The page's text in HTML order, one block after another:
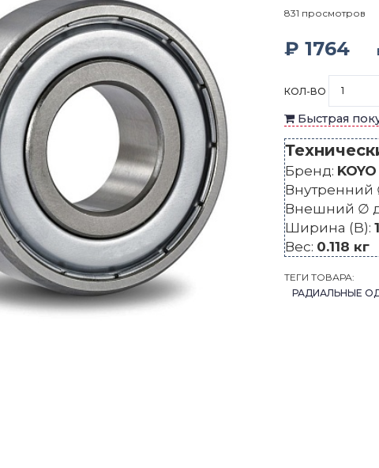
831 просмотров
₽ 1764
КОЛ-ВО
Быстрая
Бренд: KOYO
Внутренний
Внешний ∅
Ширина (B):
Вес: 0.118 кг
ТЕГИ ТОВАРА:
РАДИАЛЬНЫЕ